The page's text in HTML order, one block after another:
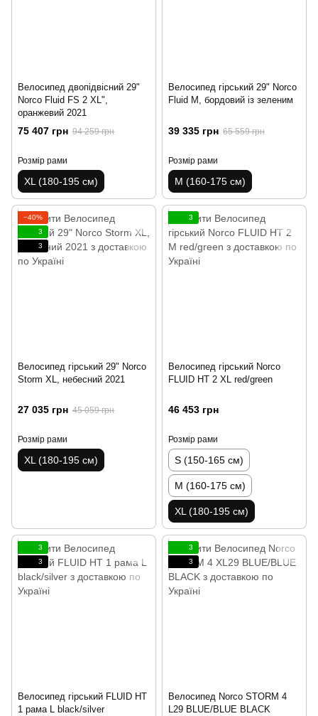
Велосипед двопідвісний 29"
Norco Fluid FS 2 XL",
оранжевий 2021
75 407 грн 94 259 грн
Розмір рами
XL (180-195 см)
Велосипед гірський 29" Norco
Fluid M, бордовий із зеленим
39 335 грн 65 559 грн
Розмір рами
M (160-175 см)
−40%
3
3
Велосипед гірський 29" Norco
Storm XL, небесний 2021
27 035 грн 45 059 грн
Розмір рами
XL (180-195 см)
3
Велосипед гірський Norco
FLUID HT 2 XL red/green
46 453 грн
Розмір рами
S (150-165 см)
M (160-175 см)
XL (180-195 см)
3
3
Велосипед гірський FLUID HT
1 рама L black/silver
3
3
Велосипед Norco STORM 4
L29 BLUE/BLUE BLACK